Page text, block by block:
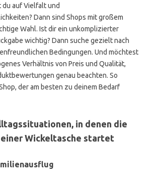
auf Vielfalt und
Dann sind Shops mit großem
Wahl. Ist dir ein unkomplizierter
wichtig? Dann suche gezielt nach
Bedingungen. Und möchtest
Verhältnis von Preis und Qualität,
genau beachten. So
der am besten zu deinem Bedarf
in denen die
einer Wickeltasche startet